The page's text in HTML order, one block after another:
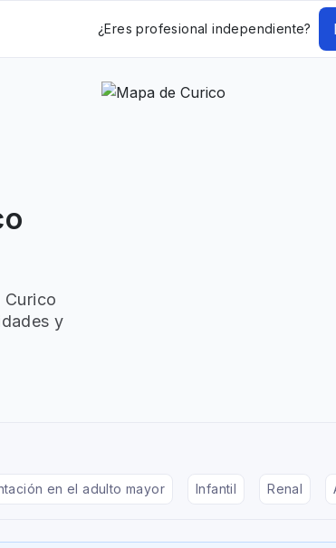
¿Eres profesional independiente?
Curico
y
en el adulto mayor Infantil Renal